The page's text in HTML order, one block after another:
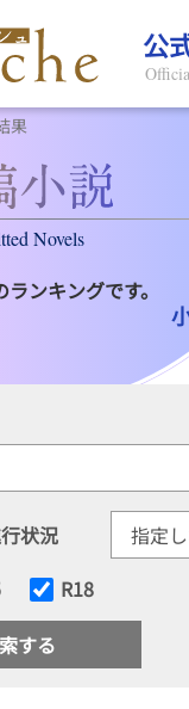
公
果
Novels
ンキングです。
状況
R18